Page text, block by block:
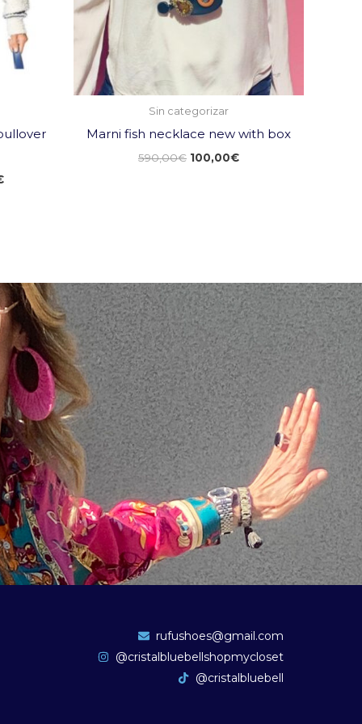
Sin categorizar
Marni fish necklace new with box
590,00€ 100,00€
rufushoes@gmail.com
@cristalbluebellshopmycloset
@cristalbluebell